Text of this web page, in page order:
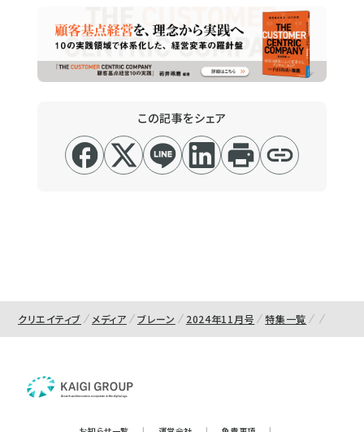
この記事をシェア
クリエイティブ メディア ブレーン 2024年11月号 特集一覧